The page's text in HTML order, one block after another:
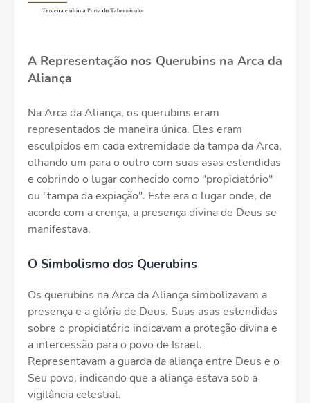
A Representação nos Querubins na Arca da
Aliança
Na Arca da Aliança, os querubins eram
representados de maneira única. Eles eram
esculpidos em cada extremidade da tampa da Arca,
olhando um para o outro com suas asas estendidas
e cobrindo o lugar conhecido como "propiciatório"
ou "tampa da expiação". Este era o lugar onde, de
acordo com a crença, a presença divina de Deus se
manifestava.
O Simbolismo dos Querubins
Os querubins na Arca da Aliança simbolizavam a
presença e a glória de Deus. Suas asas estendidas
sobre o propiciatório indicavam a proteção divina e
a intercessão para o povo de Israel.
Representavam a guarda da aliança entre Deus e o
Seu povo, indicando que a aliança estava sob a
vigilância celestial.